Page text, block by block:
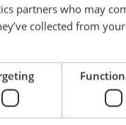
partners who may
collected from